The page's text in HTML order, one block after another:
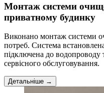
Монтаж системи
приватному будинку
Виконано монтаж системи
потреб. Система
підключена до водопроводу
сервісного обслуговування.
Детальніше →